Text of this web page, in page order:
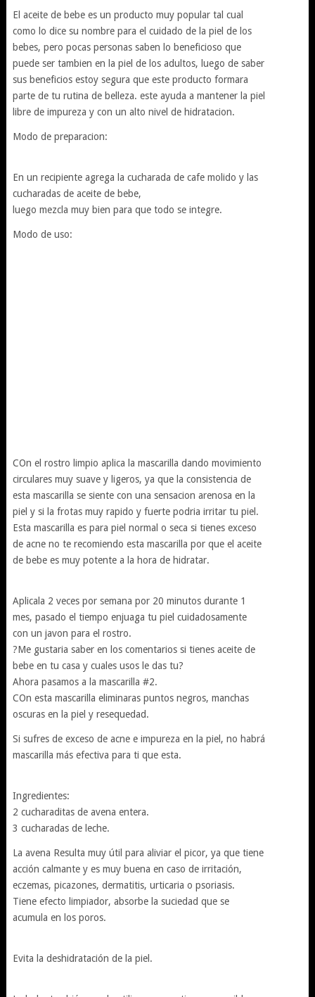
El aceite de bebe es un producto muy popular tal cual
como lo dice su nombre para el cuidado de la piel de los
bebes, pero pocas personas saben lo beneficioso que
puede ser tambien en la piel de los adultos, luego de saber
sus beneficios estoy segura que este producto formara
parte de tu rutina de belleza. este ayuda a mantener la piel
libre de impureza y con un alto nivel de hidratacion.
Modo de preparacion:
En un recipiente agrega la cucharada de cafe molido y las
cucharadas de aceite de bebe,
luego mezcla muy bien para que todo se integre.
Modo de uso:
COn el rostro limpio aplica la mascarilla dando movimiento
circulares muy suave y ligeros, ya que la consistencia de
esta mascarilla se siente con una sensacion arenosa en la
piel y si la frotas muy rapido y fuerte podria irritar tu piel.
Esta mascarilla es para piel normal o seca si tienes exceso
de acne no te recomiendo esta mascarilla por que el aceite
de bebe es muy potente a la hora de hidratar.
Aplicala 2 veces por semana por 20 minutos durante 1
mes, pasado el tiempo enjuaga tu piel cuidadosamente
con un javon para el rostro.
?Me gustaria saber en los comentarios si tienes aceite de
bebe en tu casa y cuales usos le das tu?
Ahora pasamos a la mascarilla #2.
COn esta mascarilla eliminaras puntos negros, manchas
oscuras en la piel y resequedad.
Si sufres de exceso de acne e impureza en la piel, no habrá
mascarilla más efectiva para ti que esta.
Ingredientes:
2 cucharaditas de avena entera.
3 cucharadas de leche.
La avena Resulta muy útil para aliviar el picor, ya que tiene
acción calmante y es muy buena en caso de irritación,
eczemas, picazones, dermatitis, urticaria o psoriasis.
Tiene efecto limpiador, absorbe la suciedad que se
acumula en los poros.
Evita la deshidratación de la piel.